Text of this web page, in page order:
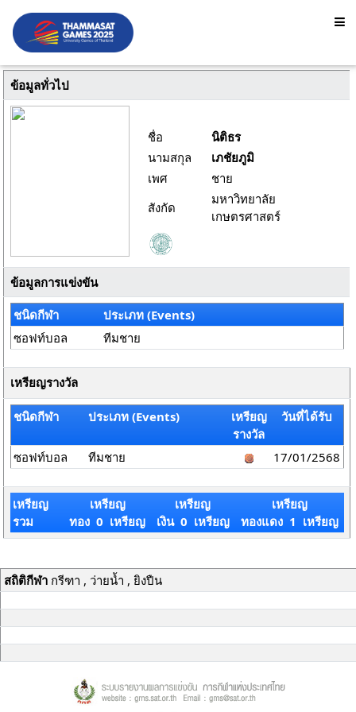
ข้อมูลทั่วไป
ชื่อ
นิติธร
นามสกุล
เภชัยภูมิ
เพศ
ชาย
สังกัด
มหาวิทยาลัย
เกษตรศาสตร์
ข้อมูลการแข่งขัน
ชนิดกีฬา
ประเภท (Events)
ซอฟท์บอล
ทีมชาย
เหรียญรางวัล
ชนิดกีฬา ประเภท (Events)
เหรียญ
รางวัล
วันที่ได้รับ
ซอฟท์บอล ทีมชาย 17/01/2568
เหรียญ
รวม
เหรียญ
ทอง 0 เหรียญ
เหรียญ
เงิน 0 เหรียญ
เหรียญ
ทองแดง 1 เหรียญ
สถิติกีฬากรีฑา , ว่ายน้ำ , ยิงปืน